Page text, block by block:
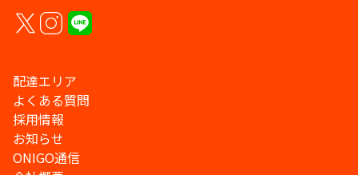
配達エリア
よくある質問
採用情報
お知らせ
ONIGO通信